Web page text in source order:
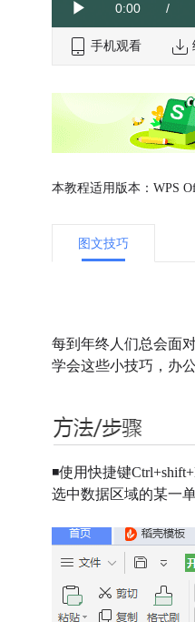
Play Current
Time
0:00 /
手机观看
本教程适用版本：WPS
图文技巧
每到年终人们总会面
学会这些小技巧，办
◾使用快捷键
选中数据区域的某一